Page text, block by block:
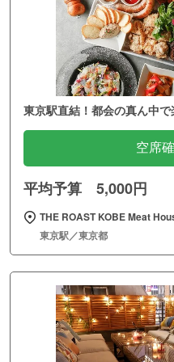
東京駅直結！都会の真ん中
空席
平均予算 5,000円
THE ROAST KOBE Meat
東京駅／東京都